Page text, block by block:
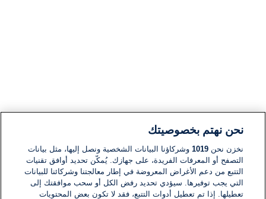
نحن نهتم بخصوصيتك
نخزن نحن1019 وشركاؤنا البيانات الشخصية ونصل إليها، مثل بيانات
التصفح أو المعرفات الفريدة، على جهازك. يُمكّن تحديد أوافق تقنيات
التتبع من دعم الأغراض المعروضة في إطار معالجتنا وشركائنا للبيانات
التي يجب توفيرها. سيؤدي تحديد رفض الكل أو سحب موافقتك إلى
تعطيلها. إذا تم تعطيل أدوات التتبع، فقد لا تكون بعض المحتويات